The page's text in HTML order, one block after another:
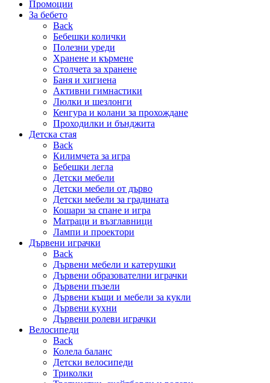
Промоции
За бебето
Back
Бебешки колички
Полезни уреди
Хранене и кърмене
Столчета за хранене
Баня и хигиена
Активни гимнастики
Люлки и шезлонги
Кенгура и колани за прохождане
Проходилки и бънджита
Детска стая
Back
Килимчета за игра
Бебешки легла
Детски мебели
Детски мебели от дърво
Детски мебели за градината
Кошари за спане и игра
Матраци и възглавници
Лампи и проектори
Дървени играчки
Back
Дървени мебели и катерушки
Дървени образователни играчки
Дървени пъзели
Дървени къщи и мебели за кукли
Дървени кухни
Дървени ролеви играчки
Велосипеди
Back
Колела баланс
Детски велосипеди
Триколки